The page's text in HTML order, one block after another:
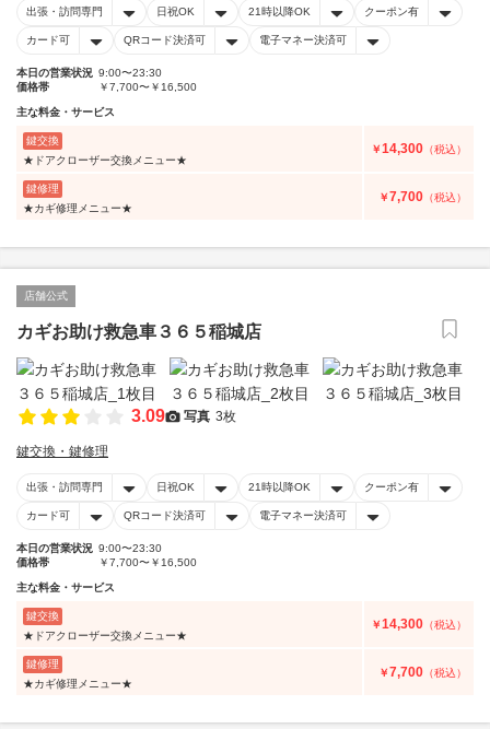
出張・訪問専門 日祝OK 21時以降OK クーポン有
カード可 QRコード決済可 電子マネー決済可
本日の営業状況 9:00〜23:30
価格帯
￥7,700〜￥16,500
主な料金・サービス
鍵交換
★ドアクローザー交換メニュー★
￥14,300 （税込）
鍵修理
★カギ修理メニュー★
￥7,700 （税込）
店舗公式
カギお助け救急車３６５稲城店
3.09 写真 3枚
鍵交換・鍵修理
出張・訪問専門 日祝OK 21時以降OK クーポン有
カード可 QRコード決済可 電子マネー決済可
本日の営業状況 9:00〜23:30
価格帯
￥7,700〜￥16,500
主な料金・サービス
鍵交換
★ドアクローザー交換メニュー★
￥14,300 （税込）
鍵修理
★カギ修理メニュー★
￥7,700 （税込）